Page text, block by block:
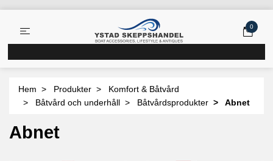
0
Hem Produkter
Komfort & Båtvård
Båtvård och underhåll
Båtvårdsprodukter Abnet
Abnet